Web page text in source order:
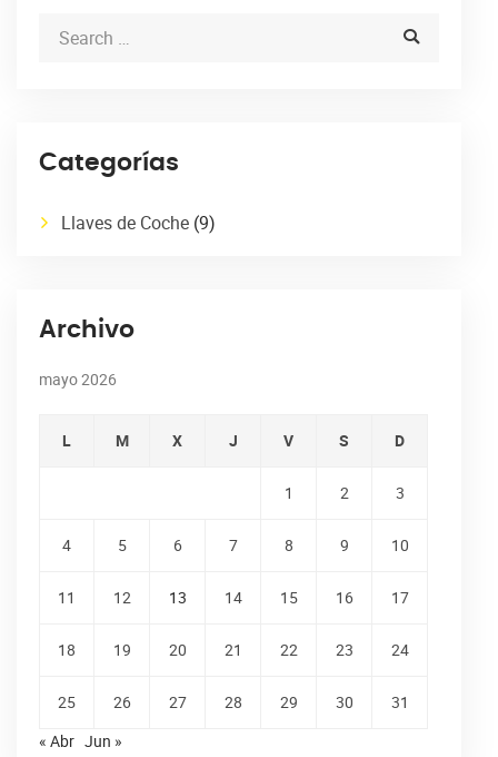
Categorías
Llaves de Coche (9)
Archivo
mayo 2026
L M X J V S D
1 2 3
4 5 6 7 8 9 10
11 12 13 14 15 16 17
18 19 20 21 22 23 24
25 26 27 28 29 30
31
« Abr Jun »